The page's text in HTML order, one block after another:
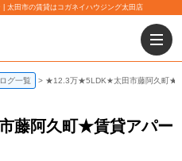
田市の賃貸はコガネイハウジング太田店
グ一覧 ★12.3万★5LDK★太田市藤阿久町★
藤阿久町★賃貸アパー